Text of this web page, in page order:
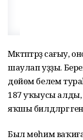
Мәктәптәрҙә
шаулап уҙҙы.
дөйөм белем
187 уҡыусы алды,
яҡшы билдәләргә
Был мөһим